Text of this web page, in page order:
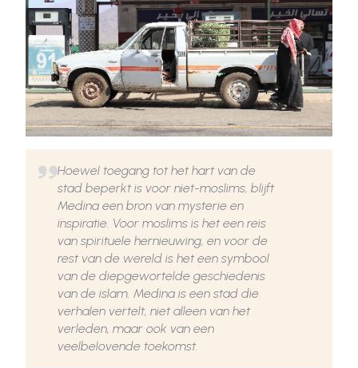
Hoewel toegang tot het hart van de
stad beperkt is voor niet-moslims, blijft
Medina een bron van mysterie en
inspiratie. Voor moslims is het een reis
van spirituele hernieuwing, en voor de
rest van de wereld is het een symbool
van de diepgewortelde geschiedenis
van de islam. Medina is een stad die
verhalen vertelt, niet alleen van het
verleden, maar ook van een
veelbelovende toekomst.